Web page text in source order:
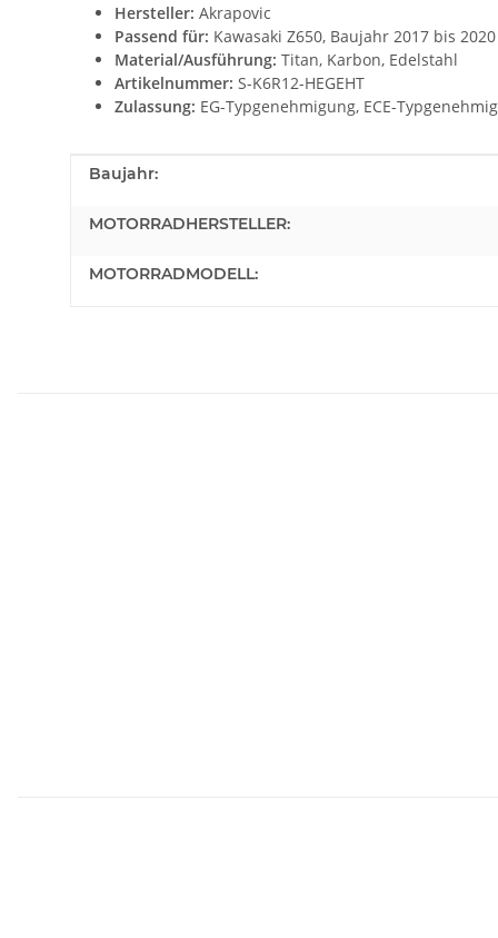
Hersteller: Akrapovic
Passend für: Kawasaki Z650, Baujahr 2017 bis 2020
Material/Ausführung: Titan, Karbon, Edelstahl
Artikelnummer: S-K6R12-HEGEHT
Zulassung: EG-Typgenehmigung, ECE-
Produkteigenschaft
Wert
Baujahr:
MOTORRADHERSTELLER:
MOTORRADMODELL: